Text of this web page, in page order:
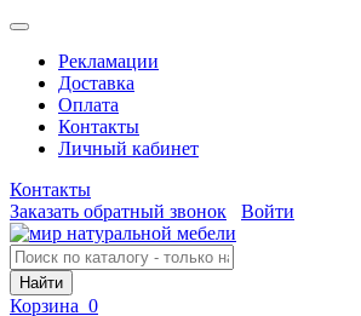
Рекламации
Доставка
Оплата
Контакты
Личный кабинет
Контакты
Заказать обратный звонок
Войти
Найти
Корзина 0